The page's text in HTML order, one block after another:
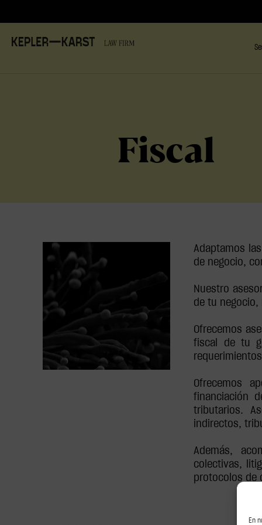
En
Fiscal
Adaptamos
de negocio,
Nuestro
de tu
Ofrecemos
fiscal de tu
Ofrecemos
financiación
tributarios.
indirectos,
Además,
colectivas,
protocolos de